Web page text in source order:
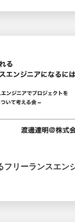
フリーランスエン